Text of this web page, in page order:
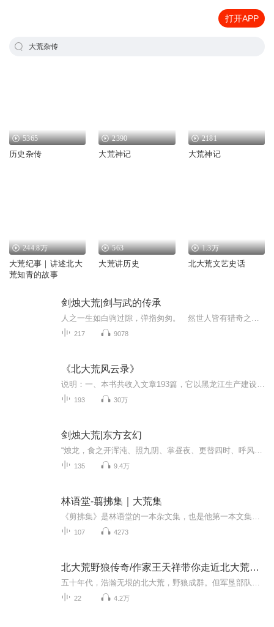
打开APP
大荒杂传
5365
历史杂传
2390
大荒神记
2181
大荒神记
244.8万
大荒纪事｜讲述北大
荒知青的故事
563
大荒讲历史
1.3万
北大荒文艺史话
剑烛大荒|剑与武的传承
217 9078
《北大荒风云录》
193 30万
剑烛大荒|东方玄幻
135 9.4万
林语堂-翦拂集｜大荒集
107 4273
北大荒野狼传奇/作家王天祥带你走近北大荒那群野狼
22 4.2万